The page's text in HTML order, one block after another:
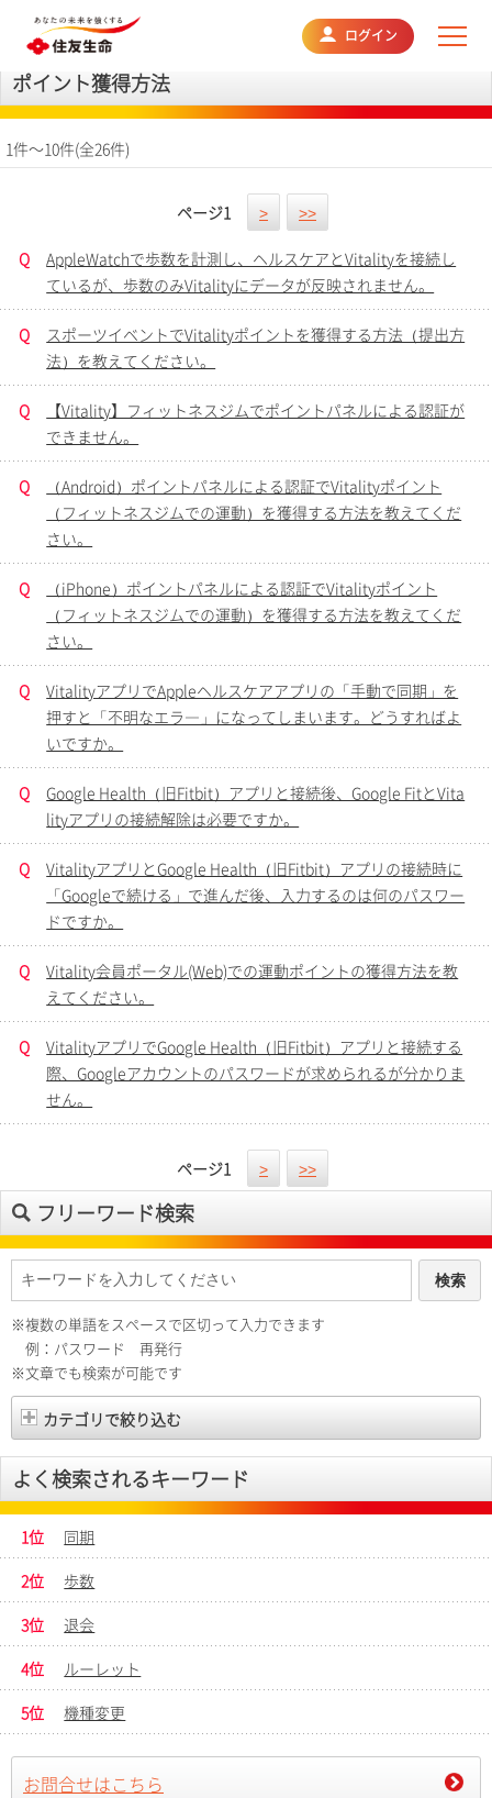
ログイン
よくあるご質問
ポイント獲得方法
1件～10件(全26件)
ページ1 > >>
Q
AppleWatchで歩数を計測し、ヘルスケアとVitalityを接続し
ているが、歩数のみVitalityにデータが反映されません。
Q
スポーツイベントでVitalityポイントを獲得する方法（提出方
法）を教えてください。
Q
【Vitality】フィットネスジムでポイントパネルによる認証が
できません。
Q
（Android）ポイントパネルによる認証でVitalityポイント
（フィットネスジムでの運動）を獲得する方法を教えてくだ
さい。
Q
（iPhone）ポイントパネルによる認証でVitalityポイント
（フィットネスジムでの運動）を獲得する方法を教えてくだ
さい。
Q
VitalityアプリでAppleヘルスケアアプリの「手動で同期」を
押すと「不明なエラ―」になってしまいます。どうすればよ
いですか。
Q
Google Health（旧Fitbit）アプリと接続後、Google FitとVita
lityアプリの接続解除は必要ですか。
Q
VitalityアプリとGoogle Health（旧Fitbit）アプリの接続時に
「Googleで続ける」で進んだ後、入力するのは何のパスワー
ドですか。
Q
Vitality会員ポータル(Web)での運動ポイントの獲得方法を教
えてください。
Q
VitalityアプリでGoogle Health（旧Fitbit）アプリと接続する
際、Googleアカウントのパスワードが求められるが分かりま
せん。
ページ1 > >>
フリーワード検索
※複数の単語をスペースで区切って入力できます
例：パスワード 再発行
※文章でも検索が可能です
カテゴリで絞り込む
よく検索されるキーワード
1位
同期
2位
歩数
3位
退会
4位
ルーレット
5位
機種変更
お問合せはこちら